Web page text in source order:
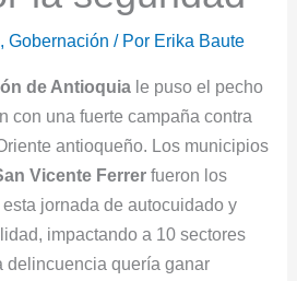
,Gobernación / Por Erika Baute
de Antioquiale puso el pecho
con una fuerte campaña contra
antioqueño. Los municipios
Vicente Ferrerfueron los
jornada de autocuidado y
impactando a 10 sectores
delincuencia quería ganar